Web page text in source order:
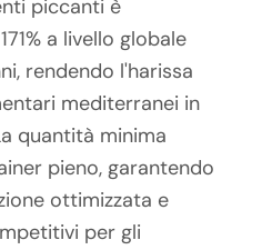
piccanti è
a livello globale
rendendo l'harissa
mediterranei in
quantità minima
pieno, garantendo
ottimizzata e
per gli